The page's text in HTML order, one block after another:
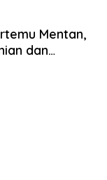
Mentan,
dan